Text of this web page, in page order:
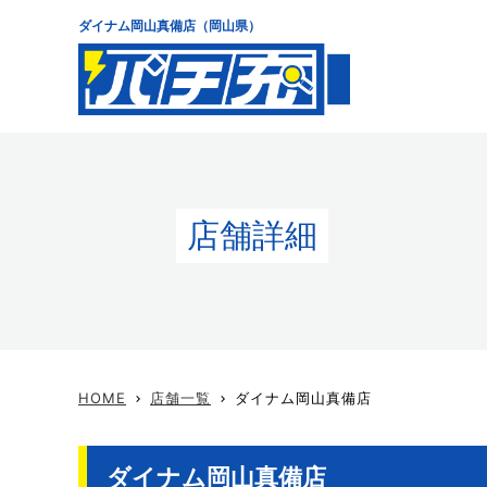
ダイナム岡山真備店（岡山県）
店舗詳細
HOME keyboard_arrow_right 店舗一覧 keyboard_arrow_right ダイナム岡山真備店
ダイナム岡山真備店